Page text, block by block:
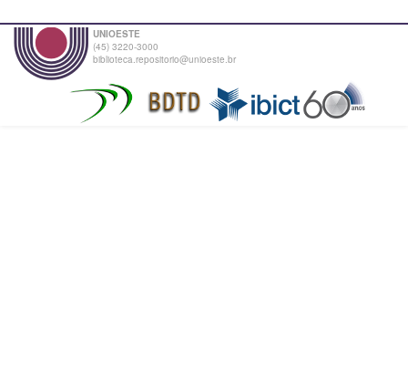
UNIOESTE
(45) 3220-3000
biblioteca.repositorio@unioeste.br